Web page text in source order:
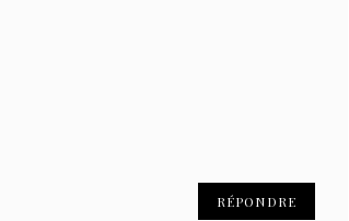
RÉPONDRE